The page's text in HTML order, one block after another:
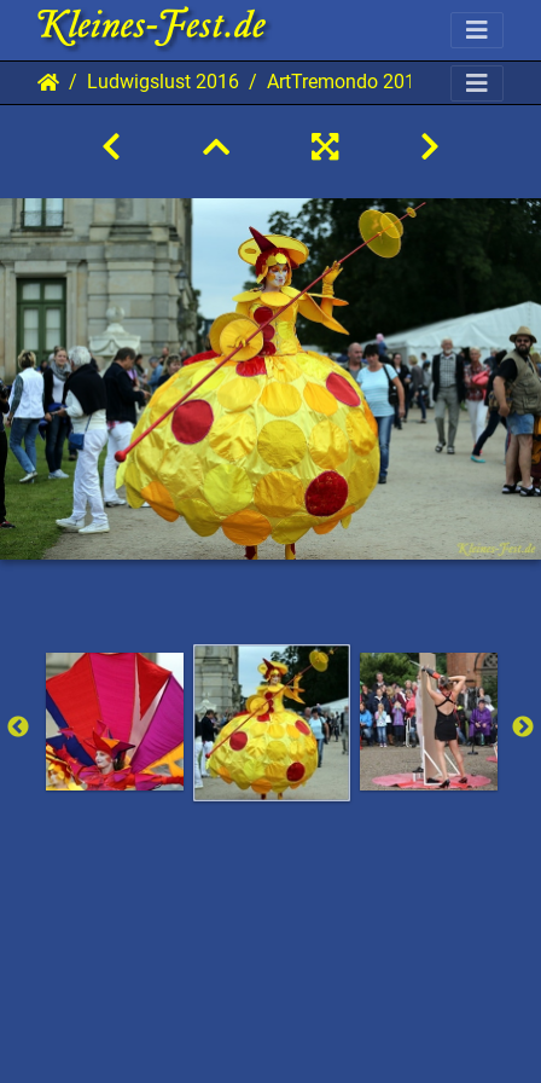
Ludwigslust 2016 ArtTremondo 20160813 Lu